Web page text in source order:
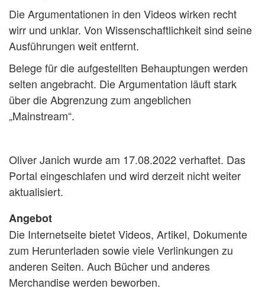
Die Argumentationen in den Videos wirken recht
wirr und unklar. Von Wissenschaftlichkeit sind seine
Ausführungen weit entfernt.
Belege für die aufgestellten Behauptungen werden
selten angebracht. Die Argumentation läuft stark
über die Abgrenzung zum angeblichen
„Mainstream“.
Oliver Janich wurde am 17.08.2022 verhaftet. Das
Portal eingeschlafen und wird derzeit nicht weiter
aktualisiert.
Angebot
Die Internetseite bietet Videos, Artikel, Dokumente
zum Herunterladen sowie viele Verlinkungen zu
anderen Seiten. Auch Bücher und anderes
Merchandise werden beworben.